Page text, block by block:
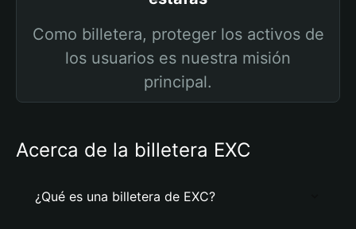
Como billetera, proteger los activos de
los usuarios es nuestra misión
principal.
Acerca de la billetera EXC
¿Qué es una billetera de EXC?